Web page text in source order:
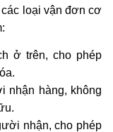
loại vận đơn cơ
ở trên, cho phép
nhận hàng, không
nhận, cho phép